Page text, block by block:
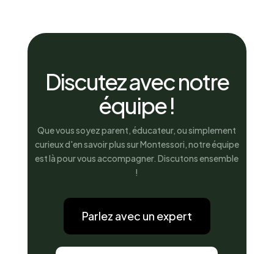
Discutez avec notre
équipe !
Que vous soyez parent, éducateur, ou simplement
curieux d'en savoir plus sur Montessori, notre équipe
est là pour vous accompagner. Discutons ensemble
!
Parlez avec un expert